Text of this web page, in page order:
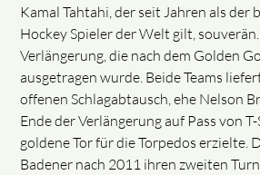
Kamal Tahtahi, der seit Jahren als der
Hockey Spieler der Welt gilt,
Verlängerung, die nach dem Golden
ausgetragen wurde. Beide Teams
offenen Schlagabtausch, ehe Nelson
Ende der Verlängerung auf Pass von
goldene Tor für die Torpedos erzielte.
Badener nach 2011 ihren zweiten